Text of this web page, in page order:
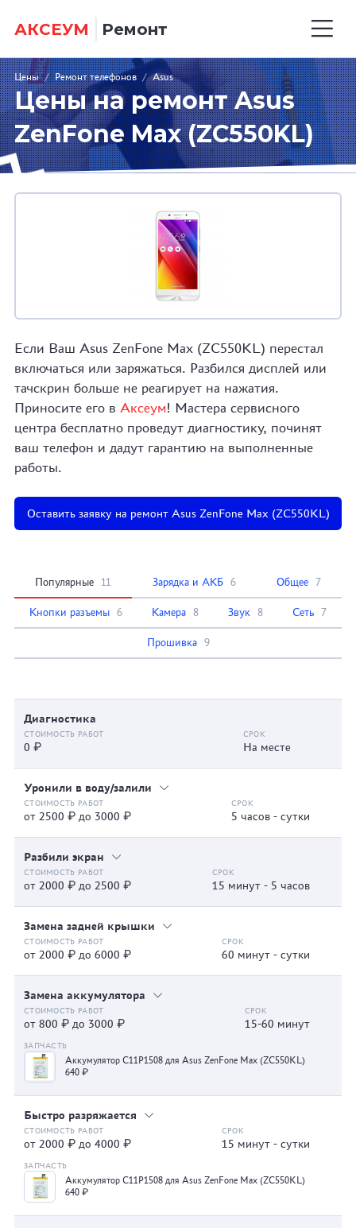
АКСЕУМ Ремонт
Цены / Ремонт телефонов / Asus
Цены на ремонт Asus
ZenFone Max (ZC550KL)
Если Ваш Asus ZenFone Max (ZC550KL) перестал
включаться или заряжаться. Разбился дисплей или
тачскрин больше не реагирует на нажатия.
Приносите его в Аксеум! Мастера сервисного
центра бесплатно проведут диагностику, починят
ваш телефон и дадут гарантию на выполненные
работы.
Оставить заявку на ремонт Asus ZenFone Max (ZC550KL)
Популярные 11 Зарядка и АКБ 6 Общее 7
Кнопки разъемы 6 Камера 8 Звук 8 Сеть 7
Прошивка 9
Диагностика
0 ₽ На месте
Уронили в воду/залили
от 2500 ₽ до 3000 ₽ 5 часов - сутки
Разбили экран
от 2000 ₽ до 2500 ₽ 15 минут - 5 часов
Замена задней крышки
от 2000 ₽ до 6000 ₽ 60 минут - сутки
Замена аккумулятора
от 800 ₽ до 3000 ₽ 15-60 минут
Аккумулятор C11P1508 для Asus ZenFone Max (ZC550KL)
640 ₽
Быстро разряжается
от 2000 ₽ до 4000 ₽ 15 минут - сутки
Аккумулятор C11P1508 для Asus ZenFone Max (ZC550KL)
640 ₽